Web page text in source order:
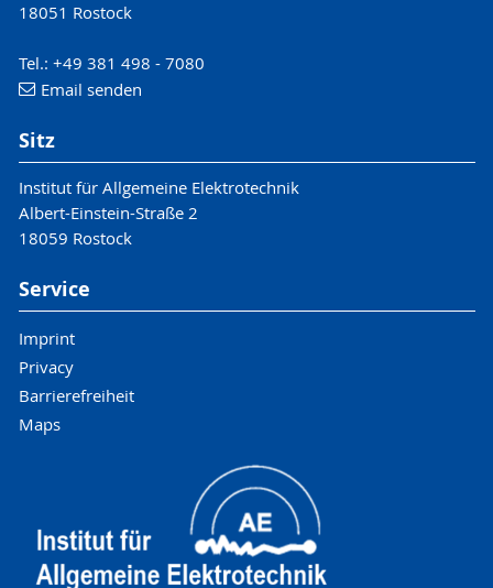
18051 Rostock
Tel.: +49 381 498 - 7080
Email senden
Sitz
Institut für Allgemeine Elektrotechnik
Albert-Einstein-Straße 2
18059 Rostock
Service
Imprint
Privacy
Barrierefreiheit
Maps